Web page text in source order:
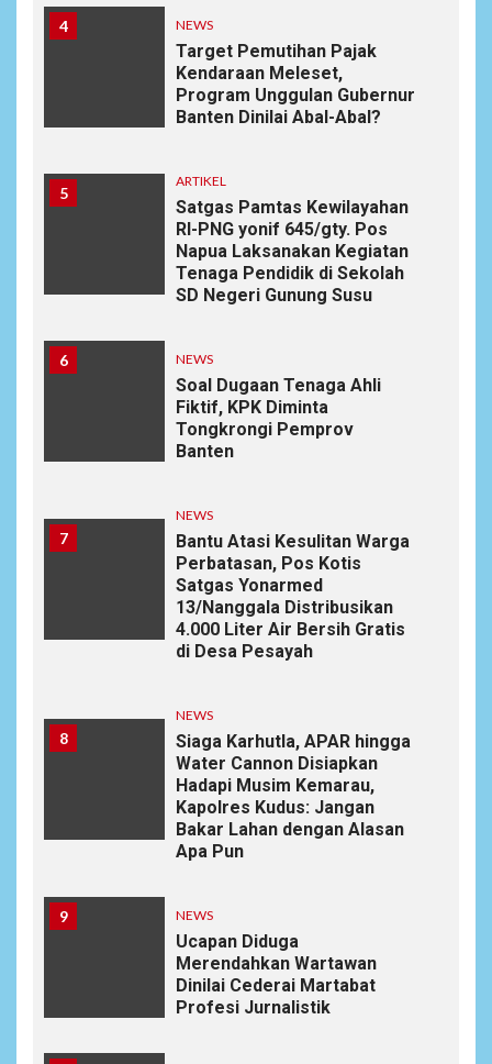
4 NEWS
Target Pemutihan Pajak
Kendaraan Meleset,
Program Unggulan Gubernur
Banten Dinilai Abal-Abal?
5
ARTIKEL
Satgas Pamtas Kewilayahan
RI-PNG yonif 645/gty. Pos
Napua Laksanakan Kegiatan
Tenaga Pendidik di Sekolah
SD Negeri Gunung Susu
6 NEWS
Soal Dugaan Tenaga Ahli
Fiktif, KPK Diminta
Tongkrongi Pemprov
Banten
7
NEWS
Bantu Atasi Kesulitan Warga
Perbatasan, Pos Kotis
Satgas Yonarmed
13/Nanggala Distribusikan
4.000 Liter Air Bersih Gratis
di Desa Pesayah
8
NEWS
Siaga Karhutla, APAR hingga
Water Cannon Disiapkan
Hadapi Musim Kemarau,
Kapolres Kudus: Jangan
Bakar Lahan dengan Alasan
Apa Pun
9 NEWS
Ucapan Diduga
Merendahkan Wartawan
Dinilai Cederai Martabat
Profesi Jurnalistik